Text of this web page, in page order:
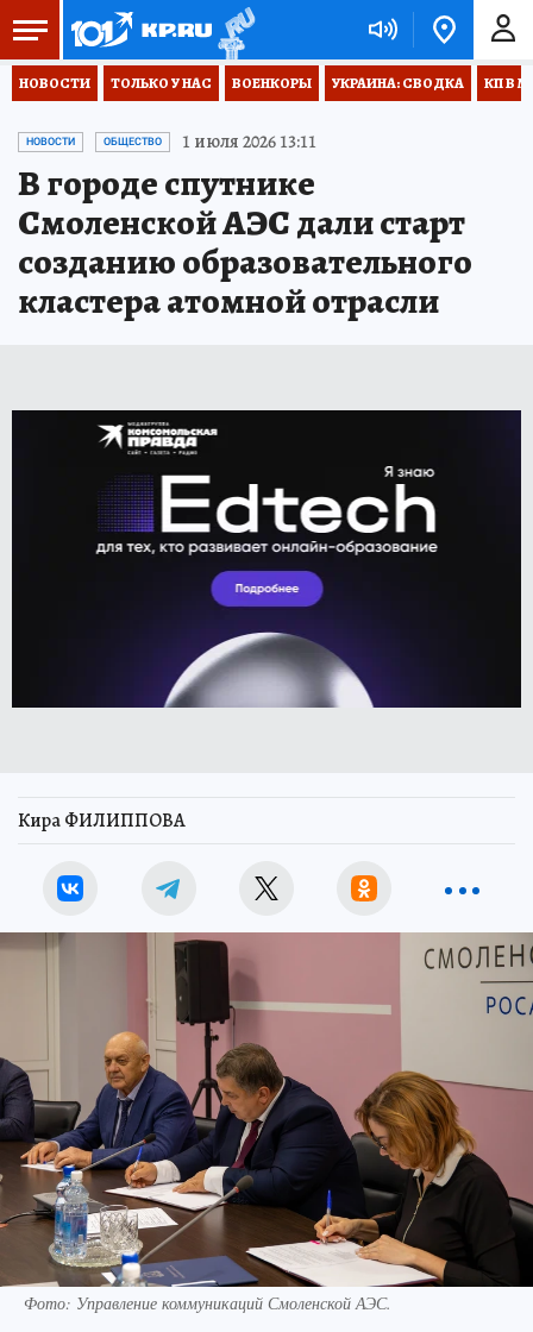
НОВОСТИ ТОЛЬКО У НАС ВОЕНКОРЫ УКРАИНА: СВОДКА КП В
НОВОСТИ ОБЩЕСТВО 1 июля 2026 13:11
В городе спутнике
Смоленской АЭС дали старт
созданию образовательного
кластера атомной отрасли
Кира ФИЛИППОВА
Фото: Управление коммуникаций Смоленской АЭС.